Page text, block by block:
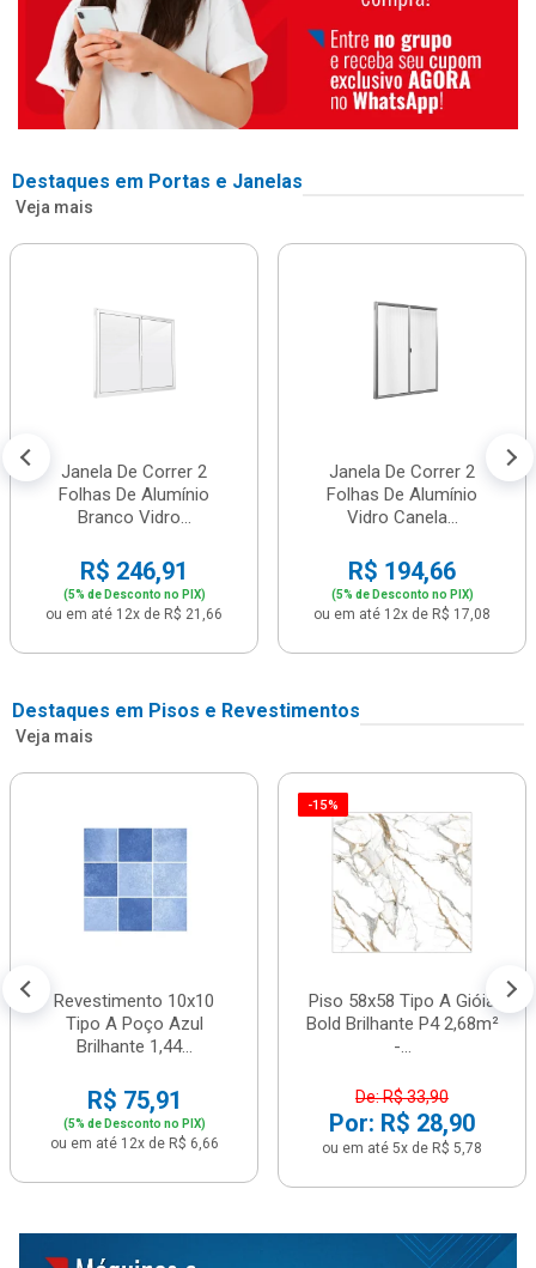
Destaques em Portas e Janelas
Veja mais
Janela De Correr 2
Folhas De Alumínio
Branco Vidro...
R$ 246,91
(5% de Desconto no PIX)
ou em até 12x de R$ 21,66
Janela De Correr 2
Folhas De Alumínio
Vidro Canela...
R$ 194,66
(5% de Desconto no PIX)
ou em até 12x de R$ 17,08
Destaques em Pisos e Revestimentos
Veja mais
Revestimento 10x10
Tipo A Poço Azul
Brilhante 1,44...
R$ 75,91
(5% de Desconto no PIX)
ou em até 12x de R$ 6,66
-15%
Piso 58x58 Tipo A Gióia
Bold Brilhante P4 2,68m²
-...
De: R$ 33,90
Por: R$ 28,90
ou em até 5x de R$ 5,78